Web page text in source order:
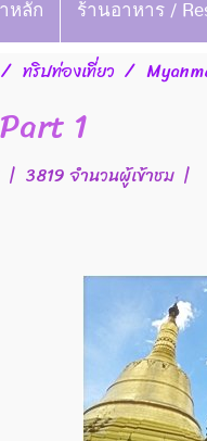
หลัก ร้านอาหาร /
ทริปท่องเที่ยว
1
| 3819 จำนวนผู้เข้าชม |